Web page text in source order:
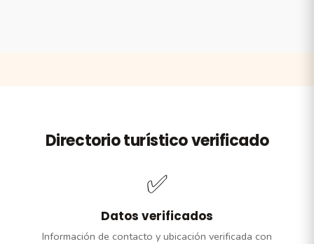
Directorio turístico verificado
✅
Datos verificados
Información de contacto y ubicación verificada con